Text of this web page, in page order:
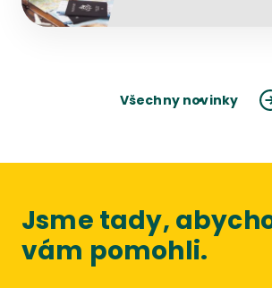
Všechny novinky
Jsme tady,
vám pomohli.